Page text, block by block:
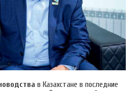
в Казахстане в последние